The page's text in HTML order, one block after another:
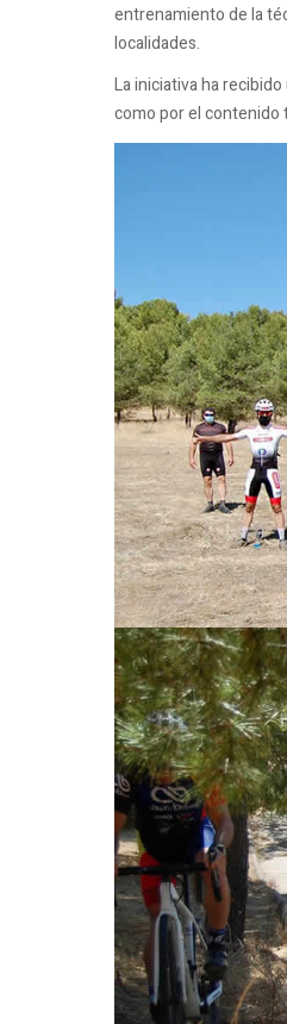
entrenamiento de la
localidades.
La iniciativa ha
como por el contenido